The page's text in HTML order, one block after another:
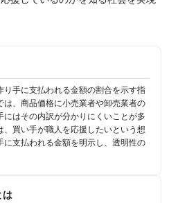
り手に支払われる金額の割合を示す指
は、商品価格に小売業者や卸売業者の
にはその内訳が分かりにくいことが多
、買い手が職人を応援したいという想
に支払われる金額を明示し、透明性の
は